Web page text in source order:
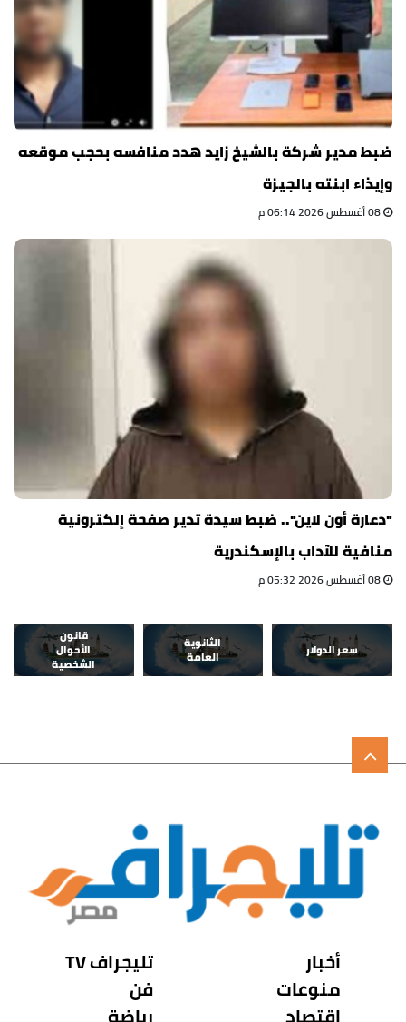
ضبط مدير شركة بالشيخ زايد هدد منافسه بحجب موقعه
وإيذاء ابنته بالجيزة
"دعارة أون لاين".. ضبط سيدة تدير صفحة إلكترونية
منافية للآداب بالإسكندرية
سعر الدولار
الثانوية
العامة
قانون
الأحوال
الشخصية
أخبار
منوعات
تليجراف TV
فن